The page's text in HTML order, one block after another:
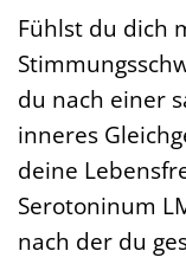
Fühlst du dich
du nach einer
inneres
deine
Serotoninum
nach der du